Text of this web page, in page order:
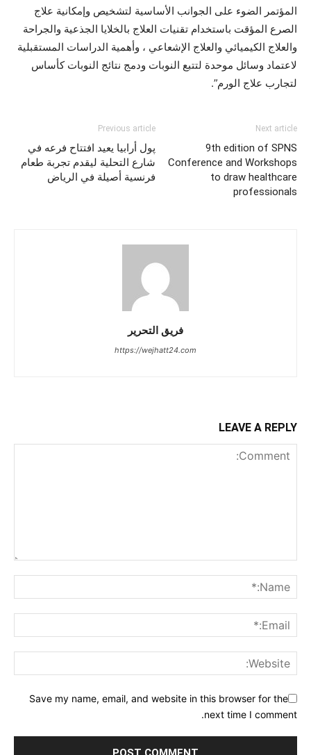
المؤتمر الضوء على الجوانب الأساسية لتشخيص وإمكانية علاج
الصرع المؤقت باستخدام تقنيات العلاج بالخلايا الجذعية والجراحة
والعلاج الكيميائي والعلاج الإشعاعي ، وأهمية الدراسات المستقبلية
لاعتماد وسائل موحدة لتتبع النوبات ودمج نتائج النوبات كأساس
لتجارب علاج الورم”.
Previous article
پول أرابيا يعيد افتتاح فرعه في
شارع التحلية ليقدم تجربة طعام
فرنسية أصيلة في الرياض
Next article
9th edition of SPNS
Conference and Workshops
to draw healthcare
professionals
فريق التحرير
https://wejhatt24.com
LEAVE A REPLY
Save my name, email, and website in this browser for the
next time I comment.